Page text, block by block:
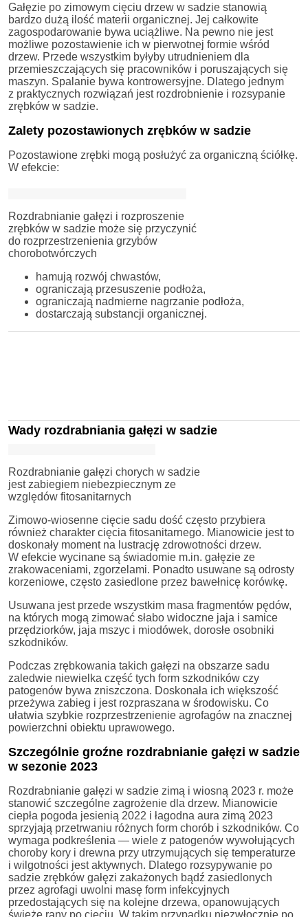
Gałęzie po zimowym cięciu drzew w sadzie stanowią
bardzo dużą ilość materii organicznej. Jej całkowite
zagospodarowanie bywa uciążliwe. Na pewno nie jest
możliwe pozostawienie ich w pierwotnej formie wśród
drzew. Przede wszystkim byłyby utrudnieniem dla
przemieszczających się pracowników i poruszających się
maszyn. Spalanie bywa kontrowersyjne. Dlatego jednym
z praktycznych rozwiązań jest rozdrobnienie i rozsypanie
zrębków w sadzie.
Zalety pozostawionych zrębków w sadzie
Pozostawione zrębki mogą posłużyć za organiczną ściółkę.
W efekcie:
Rozdrabnianie gałęzi i rozproszenie
zrębków w sadzie może się przyczynić
do rozprzestrzenienia grzybów
chorobotwórczych
hamują rozwój chwastów,
ograniczają przesuszenie podłoża,
ograniczają nadmierne nagrzanie podłoża,
dostarczają substancji organicznej.
Wady rozdrabniania gałęzi w sadzie
Rozdrabnianie gałęzi chorych w sadzie
jest zabiegiem niebezpiecznym ze
względów fitosanitarnych
Zimowo-wiosenne cięcie sadu dość często przybiera
również charakter cięcia fitosanitarnego. Mianowicie jest to
doskonały moment na lustrację zdrowotności drzew.
W efekcie wycinane są świadomie m.in. gałęzie ze
zrakowaceniami, zgorzelami. Ponadto usuwane są odrosty
korzeniowe, często zasiedlone przez bawełnicę korówkę.
Usuwana jest przede wszystkim masa fragmentów pędów,
na których mogą zimować słabo widoczne jaja i samice
przędziorków, jaja mszyc i miodówek, dorosłe osobniki
szkodników.
Podczas zrębkowania takich gałęzi na obszarze sadu
zaledwie niewielka część tych form szkodników czy
patogenów bywa zniszczona. Doskonała ich większość
przeżywa zabieg i jest rozpraszana w środowisku. Co
ułatwia szybkie rozprzestrzenienie agrofagów na znacznej
powierzchni obiektu uprawowego.
Szczególnie groźne rozdrabnianie gałęzi w sadzie
w sezonie 2023
Rozdrabnianie gałęzi w sadzie zimą i wiosną 2023 r. może
stanowić szczególne zagrożenie dla drzew. Mianowicie
ciepła pogoda jesienią 2022 i łagodna aura zimą 2023
sprzyjają przetrwaniu różnych form chorób i szkodników. Co
wymaga podkreślenia — wiele z patogenów wywołujących
choroby kory i drewna przy utrzymujących się temperaturze
i wilgotności jest aktywnych. Dlatego rozsypywanie po
sadzie zrębków gałęzi zakażonych bądź zasiedlonych
przez agrofagi uwolni masę form infekcyjnych
przedostających się na kolejne drzewa, opanowujących
świeże rany po cięciu. W takim przypadku niezwłocznie po